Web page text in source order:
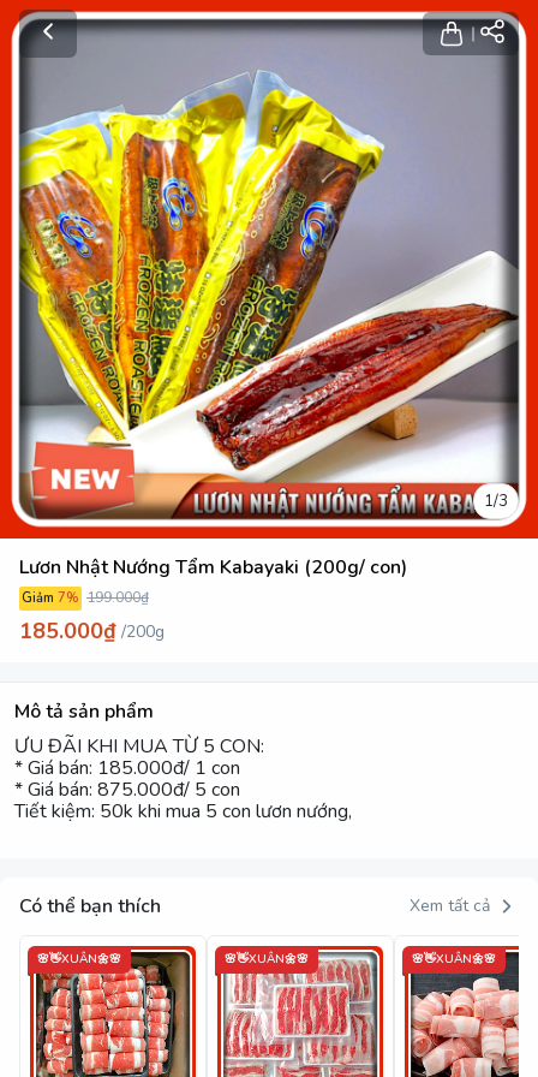
1/3
Lươn Nhật Nướng Tẩm Kabayaki (200g/ con)
Giảm 7% 199.000₫
185.000₫ /200g
Mô tả sản phẩm
ƯU ĐÃI KHI MUA TỪ 5 CON:
* Giá bán: 185.000đ/ 1 con
* Giá bán: 875.000đ/ 5 con
Tiết kiệm: 50k khi mua 5 con lươn nướng,
Có thể bạn thích Xem tất cả
🌸👋XUÂN🌼🌸 🌸👋XUÂN🌼🌸 🌸👋XUÂN🌼🌸